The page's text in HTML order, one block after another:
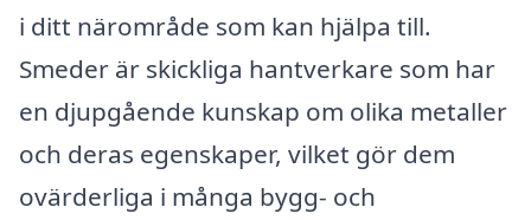
i ditt närområde som kan hjälpa till.
Smeder är skickliga hantverkare som har
en djupgående kunskap om olika metaller
och deras egenskaper, vilket gör dem
ovärderliga i många bygg- och